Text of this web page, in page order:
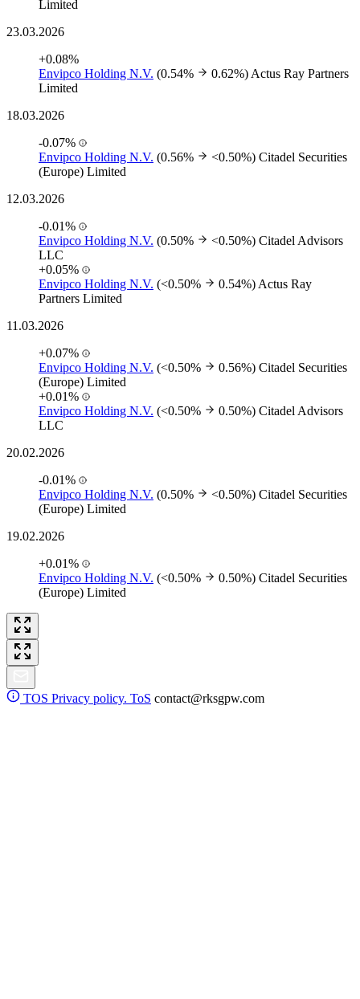
Limited
23.03.2026
+0.08%
Envipco Holding N.V. (0.54% 0.62%) Actus Ray Partners
Limited
18.03.2026
-0.07%
Envipco Holding N.V. (0.56% <0.50%) Citadel Securities
(Europe) Limited
12.03.2026
-0.01%
Envipco Holding N.V. (0.50% <0.50%) Citadel Advisors
LLC
+0.05%
Envipco Holding N.V. (<0.50% 0.54%) Actus Ray
Partners Limited
11.03.2026
+0.07%
Envipco Holding N.V. (<0.50% 0.56%) Citadel Securities
(Europe) Limited
+0.01%
Envipco Holding N.V. (<0.50% 0.50%) Citadel Advisors
LLC
20.02.2026
-0.01%
Envipco Holding N.V. (0.50% <0.50%) Citadel Securities
(Europe) Limited
19.02.2026
+0.01%
Envipco Holding N.V. (<0.50% 0.50%) Citadel Securities
(Europe) Limited
TOS Privacy policy. ToS contact@rksgpw.com